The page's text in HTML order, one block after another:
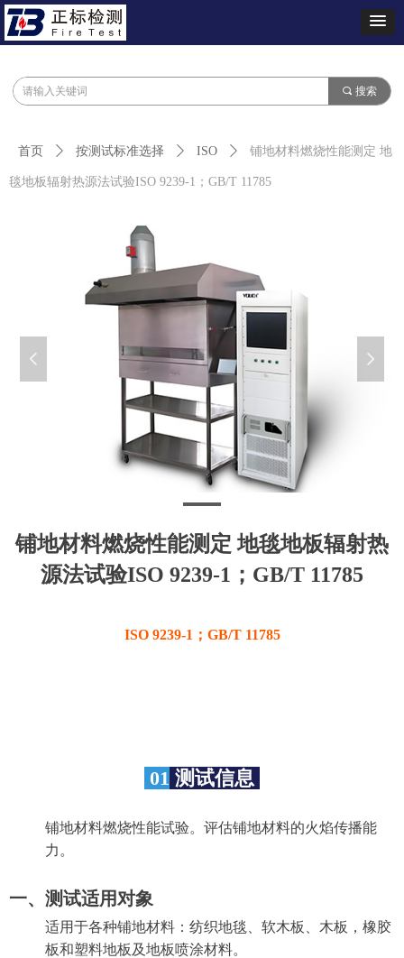
넳 넲
铺地材料燃烧性能测定 地毯地板辐射热
源法试验ISO 9239-1；GB/T 11785
ISO 9239-1；GB/T 11785
01 测试信息
铺地材料燃烧性能试验。评估铺地材料的火焰传播能
力。
一、测试适用对象
适用于各种铺地材料：纺织地毯、软木板、木板，橡胶
板和塑料地板及地板喷涂材料。
首页 ꄲ 按测试标准选择 ꄲ ISO ꄲ 铺地材料燃烧性能测定 地
毯地板辐射热源法试验ISO 9239-1；GB/T 11785
끠 搜索